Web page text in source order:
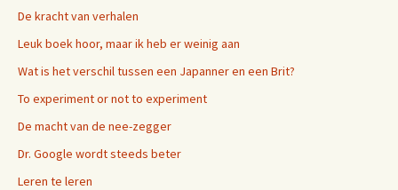
De kracht van verhalen
Leuk boek hoor, maar ik heb er weinig aan
Wat is het verschil tussen een Japanner en een Brit?
To experiment or not to experiment
De macht van de nee-zegger
Dr. Google wordt steeds beter
Leren te leren